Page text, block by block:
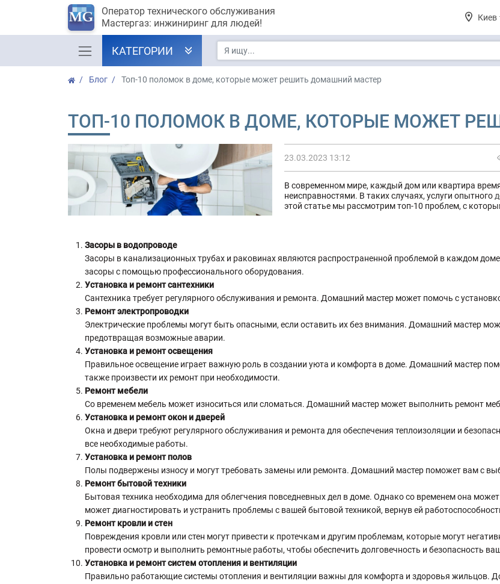
Оператор технического обслуживания
Мастергаз: инжиниринг для людей!
Киев
КАТЕГОРИИ
Блог Топ-10 поломок в доме, которые может решить домашний мастер
ТОП-10 ПОЛОМОК В ДОМЕ, КОТОРЫЕ МОЖЕТ
23.03.2023 13:12
В современном мире, каждый дом или квартира
неисправностями. В таких случаях, услуги опытного
этой статье мы рассмотрим топ-10 проблем, с
Засоры в водопроводе
Засоры в канализационных трубах и раковинах являются распространенной проблемой в каждом
засоры с помощью профессионального оборудования.
Установка и ремонт сантехники
Сантехника требует регулярного обслуживания и ремонта. Домашний мастер может помочь с
Ремонт электропроводки
Электрические проблемы могут быть опасными, если оставить их без внимания. Домашний мастер
предотвращая возможные аварии.
Установка и ремонт освещения
Правильное освещение играет важную роль в создании уюта и комфорта в доме. Домашний мастер
также произвести их ремонт при необходимости.
Ремонт мебели
Со временем мебель может износиться или сломаться. Домашний мастер может выполнить ремонт
Установка и ремонт окон и дверей
Окна и двери требуют регулярного обслуживания и ремонта для обеспечения теплоизоляции и
все необходимые работы.
Установка и ремонт полов
Полы подвержены износу и могут требовать замены или ремонта. Домашний мастер поможет вам с
Ремонт бытовой техники
Бытовая техника необходима для облегчения повседневных дел в доме. Однако со временем она
может диагностировать и устранить проблемы с вашей бытовой техникой, вернув ей
Ремонт кровли и стен
Повреждения кровли или стен могут привести к протечкам и другим проблемам, которые могут
провести осмотр и выполнить ремонтные работы, чтобы обеспечить долговечность и безопасность
Установка и ремонт систем отопления и вентиляции
Правильно работающие системы отопления и вентиляции важны для комфорта и здоровья жильцов.